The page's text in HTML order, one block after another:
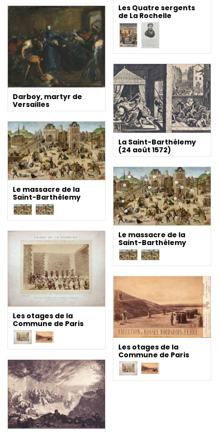
Les Quatre sergents
de La Rochelle
Darboy, martyr de
Versailles
La Saint-Barthélemy
(24 août 1572)
Le massacre de la
Saint-Barthélemy
Le massacre de la
Saint-Barthélemy
Les otages de la
Commune de Paris
Les otages de la
Commune de Paris